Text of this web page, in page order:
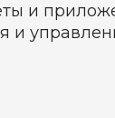
и
и